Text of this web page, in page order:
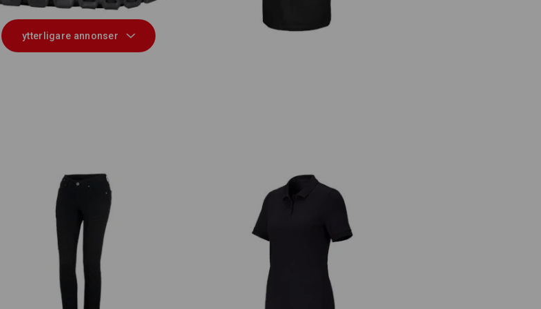
ytterligare annonser
e.s. 7-ficksjeans, dam e.s. Piqué-Polo cotton stretch, dam